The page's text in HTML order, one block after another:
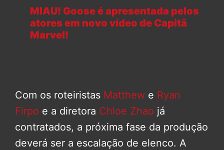
MIAU! Goose é apresentada pelos
atores em novo vídeo de Capitã
Marvel!
Com os roteiristas Matthew e Ryan
Firpo e a diretora Chloe Zhao já
contratados, a próxima fase da produção
deverá ser a escalação de elenco. A